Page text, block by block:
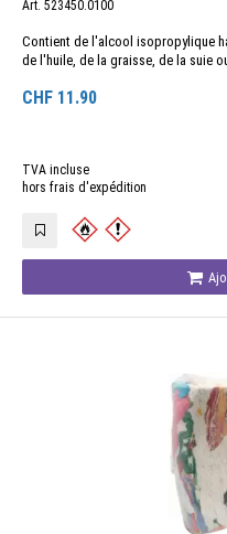
Art. 523450.0100
Contient de l'alcool isopropylique
de l'huile, de la graisse, de la suie
CHF 11.90
TVA incluse
hors frais d'expédition